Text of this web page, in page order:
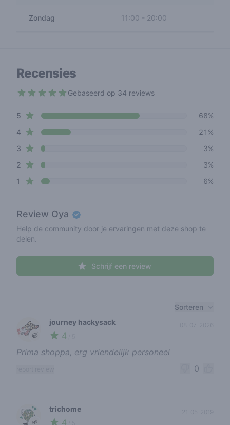
Zondag 11:00 - 20:00
Recensies
Gebaseerd op 34 reviews
Review data
5 star reviews
68%
4star reviews
21%
3 star reviews
3%
2 star reviews
3%
1 star reviews 6%
Review Oya
Help de community door je ervaringen met deze shop te
delen.
Schrijf een review
Sorteren
🍃
journey hackysack
4
Prima shoppa, erg vriendelijk personeel
0
🌱
trichome
4